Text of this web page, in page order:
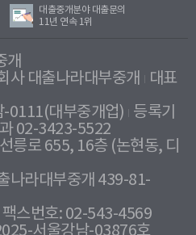
대출중개분야 대출문의
11년 연속 1위
개
사 대출나라대부중개
대표
-0111(대부중개업) 등록기
02-3423-5522
릉로 655, 16층 (논현동, 디
나라대부중개 439-81-
팩스번호: 02-543-4569
서울강남-03876호